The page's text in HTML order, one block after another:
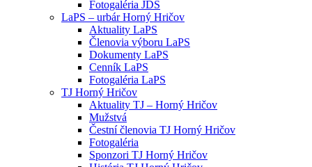
Fotogaléria JDS
LaPS – urbár Horný Hričov
Aktuality LaPS
Členovia výboru LaPS
Dokumenty LaPS
Cenník LaPS
Fotogaléria LaPS
TJ Horný Hričov
Aktuality TJ – Horný Hričov
Mužstvá
Čestní členovia TJ Horný Hričov
Fotogaléria
Sponzori TJ Horný Hričov